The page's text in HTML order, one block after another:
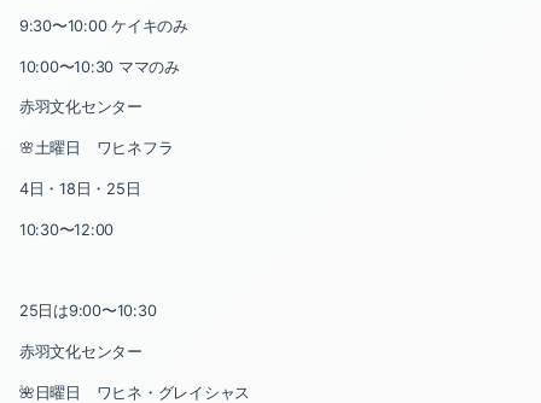
9:30〜10:00 ケイキのみ
10:00〜10:30 ママのみ
赤羽文化センター
🌸土曜日 ワヒネフラ
4日・18日・25日
10:30〜12:00
25日は9:00〜10:30
赤羽文化センター
🌺日曜日 ワヒネ・グレイシャス